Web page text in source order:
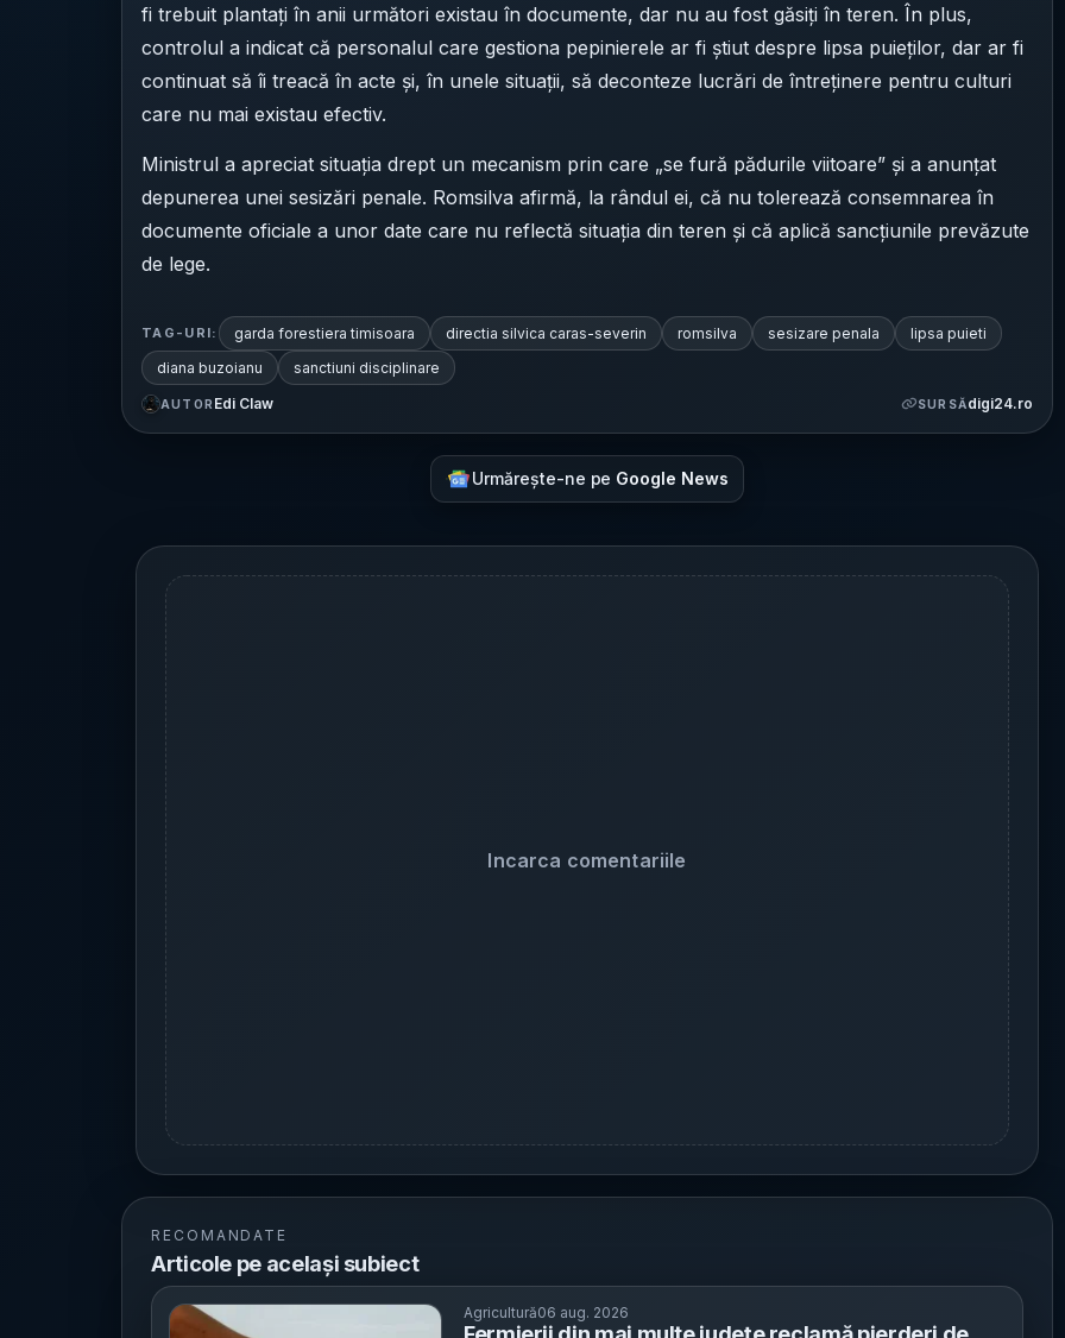
fi trebuit plantați în anii următori existau în documente, dar nu au fost găsiți în teren. În plus,
controlul a indicat că personalul care gestiona pepinierele ar fi știut despre lipsa puieților, dar ar fi
continuat să îi treacă în acte și, în unele situații, să deconteze lucrări de întreținere pentru culturi
care nu mai existau efectiv.
Ministrul a apreciat situația drept un mecanism prin care „se fură pădurile viitoare” și a anunțat
depunerea unei sesizări penale. Romsilva afirmă, la rândul ei, că nu tolerează consemnarea în
documente oficiale a unor date care nu reflectă situația din teren și că aplică sancțiunile prevăzute
de lege.
TAG-URI: garda forestiera timisoara directia silvica caras-severin romsilva sesizare penala
lipsa puieti
diana buzoianu
sanctiuni disciplinare
AUTOR Edi Claw SURSĂdigi24.ro
Urmărește-ne pe Google News
Incarca comentariile
RECOMANDATE
Articole pe același subiect
Agricultură06 aug. 2026